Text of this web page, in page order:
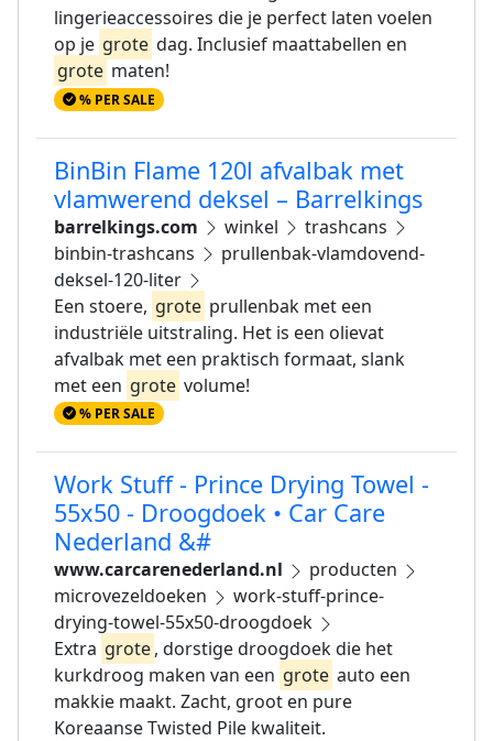
lingerieaccessoires die je perfect laten voelen
op je grote dag. Inclusief maattabellen en
grote maten!
% PER SALE
BinBin Flame 120l afvalbak met
vlamwerend deksel – Barrelkings
barrelkings.com winkel
trashcans
binbin-trashcans
prullenbak-vlamdovend-
deksel-120-liter
Een stoere, grote prullenbak met een
industriële uitstraling. Het is een olievat
afvalbak met een praktisch formaat, slank
met een grote volume!
% PER SALE
Work Stuff - Prince Drying Towel -
55x50 - Droogdoek • Car Care
Nederland &#
www.carcarenederland.nl
producten
microvezeldoeken
work-stuff-prince-
drying-towel-55x50-droogdoek
Extra grote, dorstige droogdoek die het
kurkdroog maken van een grote auto een
makkie maakt. Zacht, groot en pure
Koreaanse Twisted Pile kwaliteit.